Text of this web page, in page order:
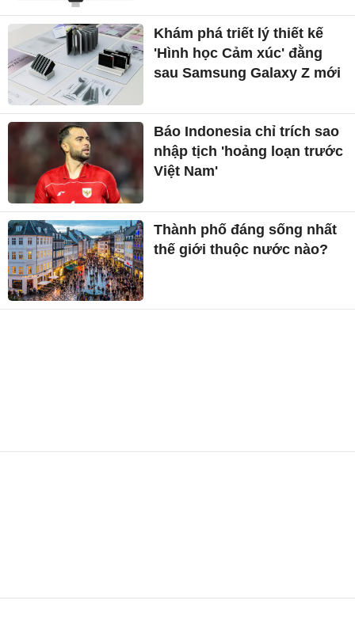
Khám phá triết lý thiết kế
'Hình học Cảm xúc' đằng
sau Samsung Galaxy Z mới
Báo Indonesia chỉ trích sao
nhập tịch 'hoảng loạn trước
Việt Nam'
Thành phố đáng sống nhất
thế giới thuộc nước nào?